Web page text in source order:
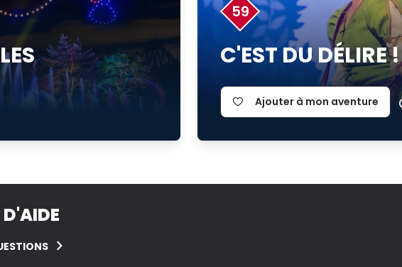
59
C'EST DU DÉLIRE !
Ajouter à mon aventure
D'AIDE